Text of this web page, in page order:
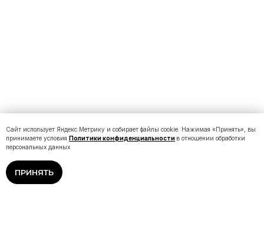
Сайт использует Яндекс.Метрику и собирает файлы cookie. Нажимая «Принять», вы
принимаете условия Политики конфиденциальности в отношении обработки
персональных данных
ПРИНЯТЬ